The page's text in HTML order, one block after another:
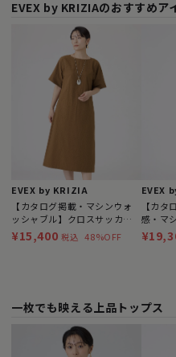
EVEX by KRIZIAのおすすめア
EVEX by KRIZIA
【カタログ掲載・マシンウォ
ッシャブル】クロスサッカー
サックワンピース
¥15,400 税込 48%OFF
EVEX
【カタ
感・マ
ファー
ース
一枚でも映える上品トップス